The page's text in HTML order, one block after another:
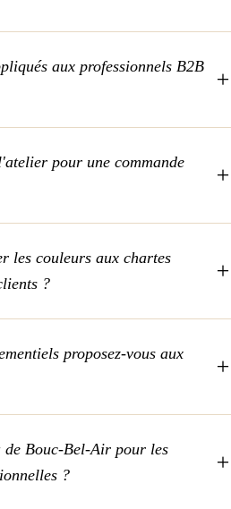
aux professionnels B2B
pour une commande
les couleurs aux chartes
?
proposez-vous aux
de Bouc-Bel-Air pour les
?